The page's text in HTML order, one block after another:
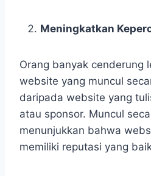
Meningkatkan
Orang banyak cenderung
website yang muncul
daripada website yang
atau sponsor. Muncul
menunjukkan bahwa
memiliki reputasi yang